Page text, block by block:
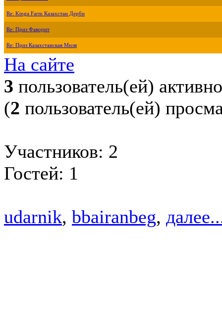
Re: Kinga Farm Казахстан Дерби
Re: Приз Фаворит
Re: Приз Казахстанская Миля
На сайте
3 пользователь(ей) активно
(2 пользователь(ей)
Участников: 2
Гостей: 1
udarnik, bbairanbeg,